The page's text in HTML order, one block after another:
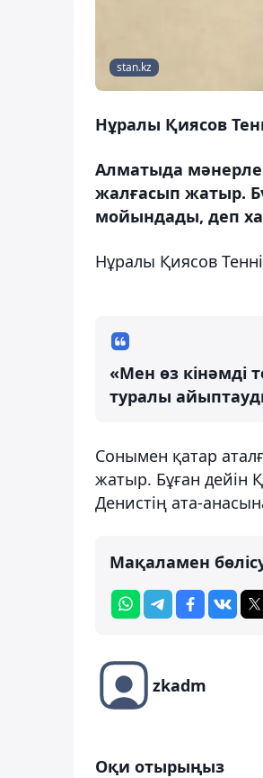
stan.kz
Нұралы Қиясов
Алматыда
жалғасып жатыр.
мойындады, деп
Нұралы Қиясов
«Мен өз кінәмді
туралы
Сонымен қатар
жатыр. Бұған дейін
Денистің ата-
Мақаламен
zkadm
Оқи отырыңыз